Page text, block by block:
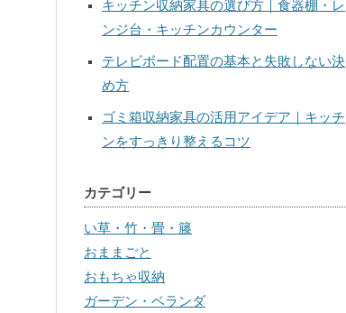
キッチン収納家具の選び方｜食器棚・レ
ンジ台・キッチンカウンター
テレビボード配置の基本と失敗しない決
め方
ゴミ箱収納家具の活用アイデア｜キッチ
ンをすっきり整えるコツ
カテゴリー
い草・竹・畳・籐
おままごと
おもちゃ収納
ガーデン・ベランダ